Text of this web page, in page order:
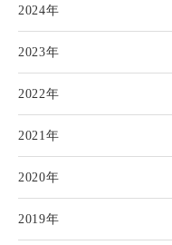
2024年
2023年
2022年
2021年
2020年
2019年